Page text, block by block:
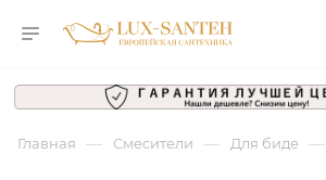
Главная — Смесители — Для биде —